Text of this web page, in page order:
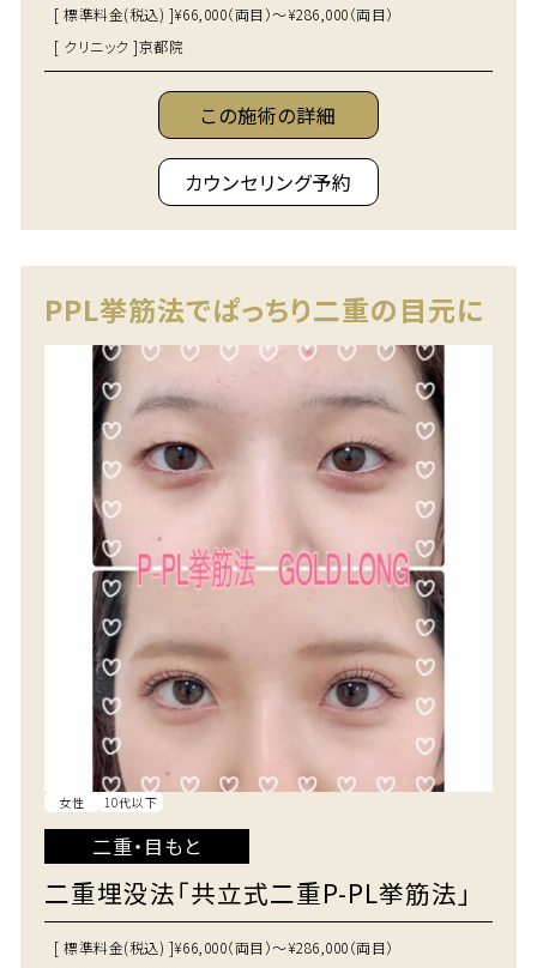
[ 標準料金(税込) ]¥66,000（両目）～¥286,000（両目）
[ クリニック ]京都院
この施術の詳細
カウンセリング予約
PPL挙筋法でぱっちり二重の目元に
女性 10代以下
二重・目もと
二重埋没法「共立式二重P-PL挙筋法」
[ 標準料金(税込) ]¥66,000（両目）～¥286,000（両目）